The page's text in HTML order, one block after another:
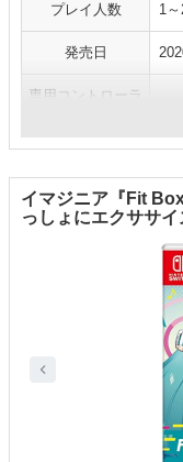
プレイ人数 1～
発売日
専用コントローラ
イマジニア『Fit
っしょにエクササイ